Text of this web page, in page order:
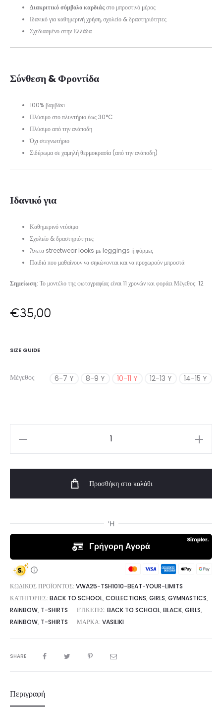
Διακριτικό σύμβολο καρδιάςστο μπροστινό μέρος
Ιδανικό για καθημερινή χρήση, σχολείο & δραστηριότητες
Σχεδιασμένο στην Ελλάδα
Σύνθεση & Φροντίδα
100% βαμβάκι
Πλύσιμο στο πλυντήριο έως 30°C
Πλύσιμο από την ανάποδη
Όχι στεγνωτήριο
Σιδέρωμα σε χαμηλή θερμοκρασία (από την ανάποδη)
Ιδανικό για
Καθημερινό ντύσιμο
Σχολείο & δραστηριότητες
Άνετα streetwear looks με leggings ή φόρμες
Παιδιά που μαθαίνουν να σηκώνονται και να προχωρούν μπροστά
Σημείωση: Το μοντέλο της φωτογραφίας είναι 11 χρονών και φοράει Μέγεθος: 12
€35,00
SIZE GUIDE
Μέγεθος 6-7 Y 8-9 Y 10-11 Y 12-13 Y 14-15 Y
Oversized
Προσθήκη στο καλάθι
ΚΩΔΙΚΌΣ ΠΡΟΪΌΝΤΟΣ: VWA25-TSH1010-BEAT-YOUR-LIMITS
ΚΑΤΗΓΟΡΊΕΣ: BACK TO SCHOOL, COLLECTIONS, GIRLS, GYMNASTICS,
RAINBOW, T-SHIRTS ΕΤΙΚΈΤΕΣ: BACK TO SCHOOL, BLACK, GIRLS,
RAINBOW, T-SHIRTS ΜΆΡΚΑ: VASILIKI
SHARE
Περιγραφή